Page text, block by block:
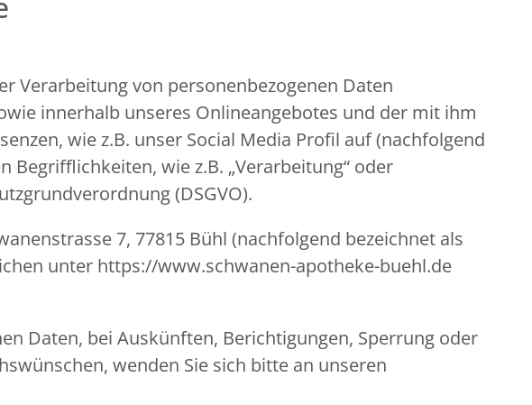
Verarbeitung von personenbezogenen Daten
innerhalb unseres Onlineangebotes und der mit ihm
wie z.B. unser Social Media Profil auf (nachfolgend
Begrifflichkeiten, wie z.B. „Verarbeitung“ oder
(DSGVO).
7, 77815 Bühl (nachfolgend bezeichnet als
unter https://www.schwanen-apotheke-buehl.de
Daten, bei Auskünften, Berichtigungen, Sperrung oder
wenden Sie sich bitte an unseren